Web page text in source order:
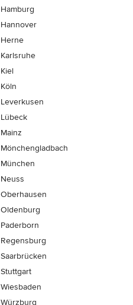
Hamburg
Hannover
Herne
Karlsruhe
Kiel
Köln
Leverkusen
Lübeck
Mainz
Mönchen­gladbach
München
Neuss
Oberhausen
Oldenburg
Paderborn
Regensburg
Saarbrücken
Stuttgart
Wiesbaden
Würzburg